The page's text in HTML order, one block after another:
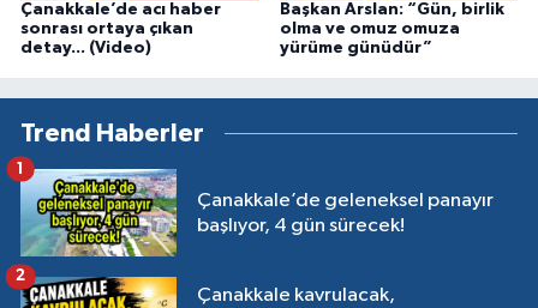
Çanakkale’de acı haber
sonrası ortaya çıkan
detay... (Video)
Başkan Arslan: “Gün, birlik
olma ve omuz omuza
yürüme günüdür”
Trend Haberler
Çanakkale’de geleneksel panayır
başlıyor, 4 gün sürecek!
1
Çanakkale kavrulacak,
2